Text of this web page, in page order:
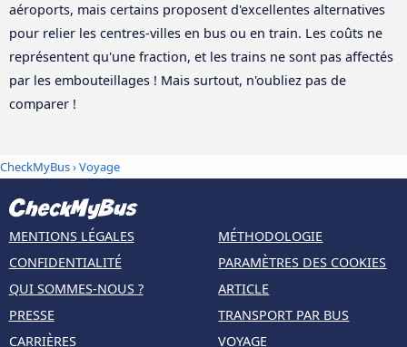
aéroports, mais certains proposent d'excellentes alternatives
pour relier les centres-villes en bus ou en train. Les coûts ne
représentent qu'une fraction, et les trains ne sont pas affectés
par les embouteillages ! Mais surtout, n'oubliez pas de
comparer !
CheckMyBus› Voyage
MENTIONS LÉGALES
CONFIDENTIALITÉ
QUI SOMMES-NOUS ?
PRESSE
CARRIÈRES
MÉTHODOLOGIE
PARAMÈTRES DES COOKIES
ARTICLE
TRANSPORT PAR BUS
VOYAGE